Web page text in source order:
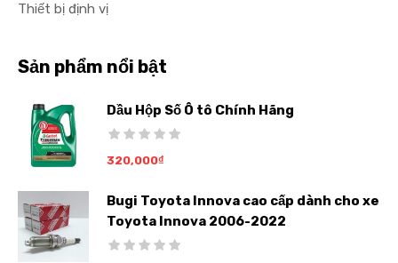
Thiết bị định vị
Sản phẩm nổi bật
Dầu Hộp Số Ô tô Chính Hãng
320,000₫
Bugi Toyota Innova cao cấp dành cho xe
Toyota Innova 2006-2022